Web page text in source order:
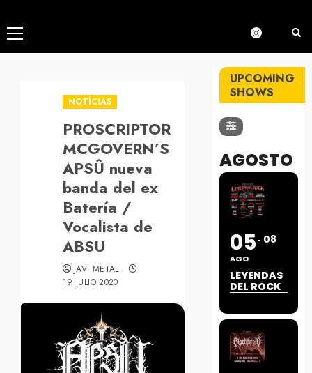
Menú
principal
NOTÍCIAS
PROSCRIPTOR
MCGOVERN’S
APSÛ nueva
banda del ex
Batería /
Vocalista de
ABSU
JAVI METAL
19 JULIO 2020
UPCOMING
SHOWS
AGOSTO
05
AGO
08
LEYENDAS
DEL ROCK